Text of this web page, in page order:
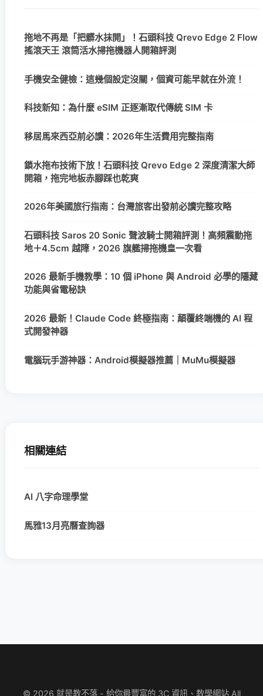
拖地不再是「把髒水抹開」！石頭科技 Qrevo Edge 2 Flow
搖滾天王 滾筒活水掃拖機器人開箱評測
手機安全健檢：這幾個設定沒關，個資可能早就在外流！
科技新知：為什麼 eSIM 正逐漸取代傳統 SIM 卡
移居馬來西亞前必讀：2026年生活費用完整指南
鎖水拖布技術下放！石頭科技 Qrevo Edge 2 深度清潔大師
開箱，拖完地板赤腳踩也乾爽
2026年美國旅行指南：台灣旅客出發前必讀完整攻略
石頭科技 Saros 20 Sonic 聲波騎士開箱評測！高頻震動拖
地＋4.5cm 越障，2026 旗艦掃拖機皇一次看
2026 最新手機教學：10 個 iPhone 與 Android 必學的隱藏
功能與省電秘訣
2026 最新！Claude Code 終極指南：顛覆終端機的 AI 程
式開發神器
電腦玩手游神器：Android模擬器推薦｜MuMu模擬器
相關連結
AI 八字命理學堂
馬雅13月亮曆查詢器
© 2026 就是教不落 - 給你最豐富的 3C 資訊、教學網站 All